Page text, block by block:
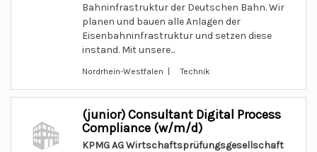
Bahninfrastruktur der Deutschen Bahn. Wir
planen und bauen alle Anlagen der
Eisenbahninfrastruktur und setzen diese
instand. Mit unsere...
Nordrhein-Westfalen | Technik
(junior) Consultant Digital Process
Compliance (w/m/d)
KPMG AG Wirtschaftsprüfungsgesellschaft